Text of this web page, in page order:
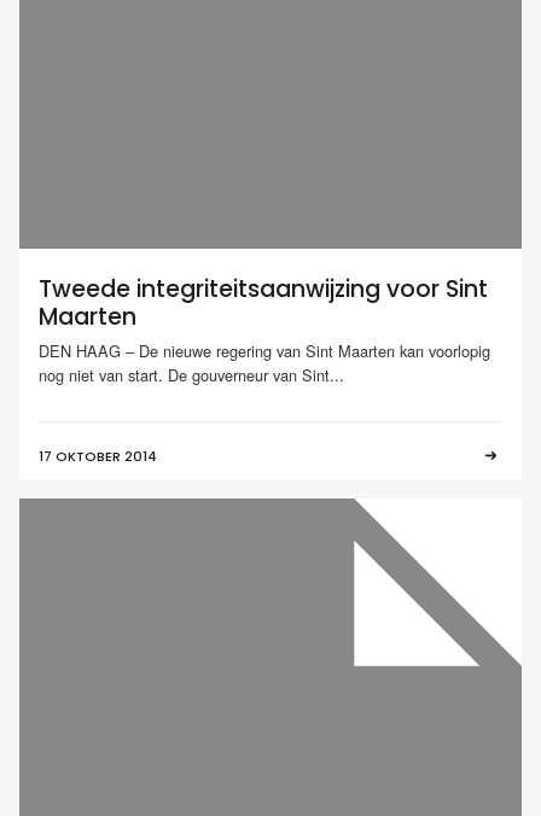
Tweede integriteitsaanwijzing voor Sint
Maarten
DEN HAAG – De nieuwe regering van Sint Maarten kan voorlopig
nog niet van start. De gouverneur van Sint...
17 OKTOBER 2014